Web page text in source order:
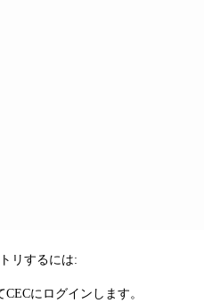
リするには:
にログインします。